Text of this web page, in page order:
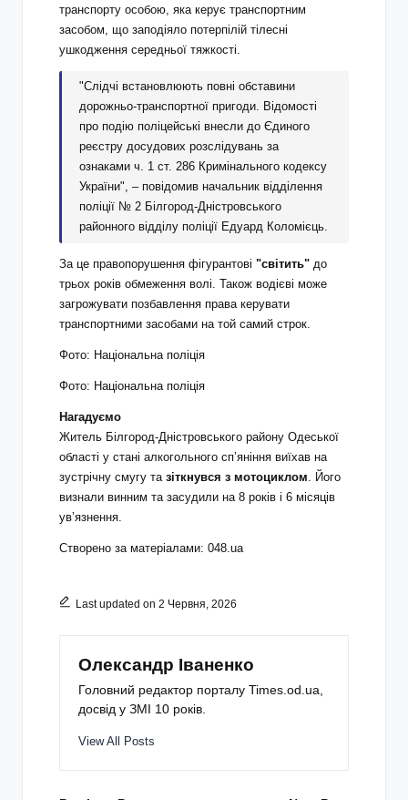
транспорту особою, яка керує транспортним
засобом, що заподіяло потерпілій тілесні
ушкодження середньої тяжкості.
"Слідчі встановлюють повні обставини
дорожньо-транспортної пригоди. Відомості
про подію поліцейські внесли до Єдиного
реєстру досудових розслідувань за
ознаками ч. 1 ст. 286 Кримінального кодексу
України", – повідомив начальник відділення
поліції № 2 Білгород-Дністровського
районного відділу поліції Едуард Коломієць.
За це правопорушення фігурантові "світить" до
трьох років обмеження волі. Також водієві може
загрожувати позбавлення права керувати
транспортними засобами на той самий строк.
Фото: Національна поліція
Фото: Національна поліція
Нагадуємо
Житель Білгород-Дністровського району Одеської
області у стані алкогольного сп’яніння виїхав на
зустрічну смугу та зіткнувся з мотоциклом . Його
визнали винним та засудили на 8 років і 6 місяців
увʼязнення.
Створено за матеріалами: 048.ua
Last updated on 2 Червня, 2026
Олександр Іваненко
Головний редактор порталу Times.od.ua,
досвід у ЗМІ 10 років.
View All Posts